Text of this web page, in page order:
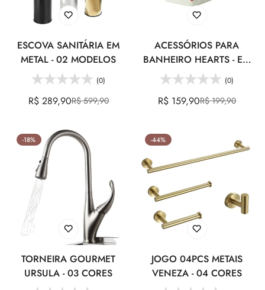
ESCOVA SANITÁRIA EM
METAL - 02 MODELOS
(0)
Preço
venda
R$ 289,90Preço
R$ 599,90
ACESSÓRIOS PARA
BANHEIRO HEARTS - EM
CERÂMICA
(0)
Preço
R$ 159,90Preço
R$ 199,90
-18%
TORNEIRA GOURMET
URSULA - 03 CORES
-44%
JOGO 04PCS METAIS
VENEZA - 04 CORES